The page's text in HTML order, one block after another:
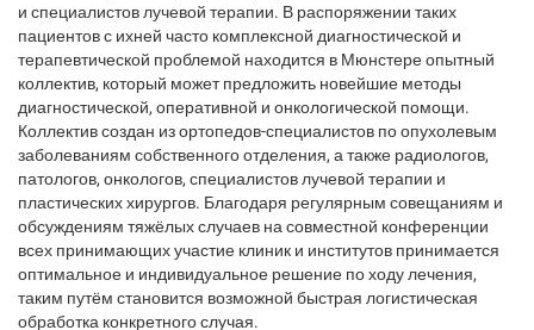
и специалистов лучевой терапии. В распоряжении таких
пациентов с ихней часто комплексной диагностической и
терапевтической проблемой находится в Мюнстере опытный
коллектив, который может предложить новейшие методы
диагностической, оперативной и онкологической помощи.
Коллектив создан из ортопедов-специалистов по опухолевым
заболеваниям собственного отделения, а также радиологов,
патологов, онкологов, специалистов лучевой терапии и
пластических хирургов. Благодаря регулярным совещаниям и
обсуждениям тяжёлых случаев на совместной конференции
всех принимающих участие клиник и институтов принимается
оптимальное и индивидуальное решение по ходу лечения,
таким путём становится возможной быстрая логистическая
обработка конкретного случая.